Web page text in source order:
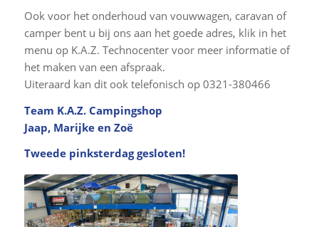
Ook voor het onderhoud van vouwwagen, caravan of
camper bent u bij ons aan het goede adres, klik in het
menu op K.A.Z. Technocenter voor meer informatie of
het maken van een afspraak.
Uiteraard kan dit ook telefonisch op 0321-380466
Team K.A.Z. Campingshop
Jaap, Marijke en Zoë
Tweede pinksterdag gesloten!